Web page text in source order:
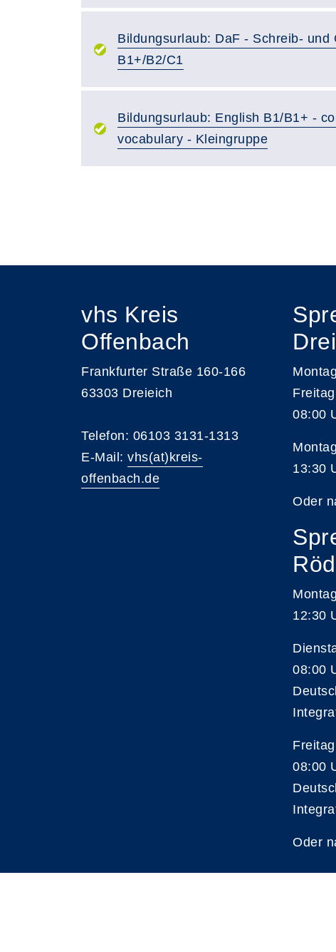
Bildungsurlaub: DaF - Schreib- und
B1+/B2/C1
Bildungsurlaub: English B1/B1+ -
vocabulary - Kleingruppe
vhs Kreis
Offenbach
Frankfurter Straße 160-166
63303 Dreieich
Telefon: 06103 3131-1313
E-Mail: vhs(at)kreis-
offenbach.de
08:00
13:30
Oder
Montag
12:30
08:00
Freitag
08:00
Oder